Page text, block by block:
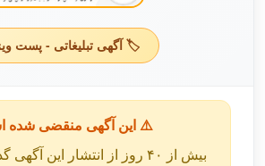
🏷️ آگهی تبلیغاتی - پست
⚠️ این آگهی منقضی شده
بیش از ۴۰ روز از انتشار این